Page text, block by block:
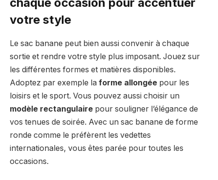
votre style
Le sac banane peut bien aussi convenir à chaque
sortie et rendre votre style plus imposant. Jouez sur
les différentes formes et matières disponibles.
Adoptez par exemple la forme allongée pour les
loisirs et le sport. Vous pouvez aussi choisir un
modèle rectangulaire pour souligner l’élégance de
vos tenues de soirée. Avec un sac banane de forme
ronde comme le préfèrent les vedettes
internationales, vous êtes parée pour toutes les
occasions.